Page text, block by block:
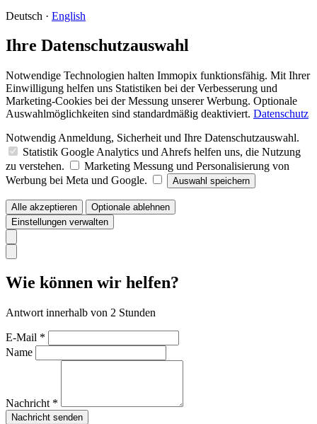
Deutsch · English
Ihre Datenschutzauswahl
Notwendige Technologien halten Immopix funktionsfähig. Mit Ihrer
Einwilligung helfen uns Statistiken bei der Verbesserung und
Marketing-Cookies bei der Messung unserer Werbung. Optionale
Auswahlmöglichkeiten sind standardmäßig deaktiviert. Datenschutz
Notwendig Anmeldung, Sicherheit und Ihre Datenschutzauswahl.
Statistik Google Analytics und Ahrefs helfen uns, die Nutzung
zu verstehen.
Marketing Messung und Personalisierung von
Werbung bei Meta und Google.
Auswahl speichern
Alle akzeptieren
Optionale ablehnen
Einstellungen verwalten
Wie können wir helfen?
Antwort innerhalb von 2 Stunden
E-Mail *
Name
Nachricht *
Nachricht senden